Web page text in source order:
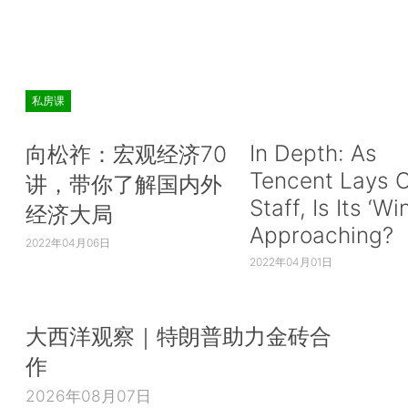
私房课
向松祚：宏观经济70
讲，带你了解国内外
经济大局
2022年04月06日
In Depth: As
Tencent Lays
Staff, Is Its
Approaching?
2022年04月01日
大西洋观察｜特朗普助力金砖合
作
2026年08月07日